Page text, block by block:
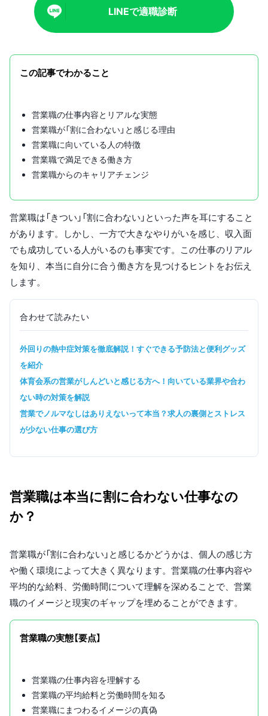
LINEで適職診断
この記事でわかること
営業職の仕事内容とリアルな実態
営業職が「割に合わない」と感じる理由
営業職に向いている人の特徴
営業職で満足できる働き方
営業職からのキャリアチェンジ
営業職は「きつい」「割に合わない」といった声を耳にすること
があります。しかし、一方で大きなやりがいを感じ、収入面
でも成功している人がいるのも事実です。この仕事のリアル
を知り、本当に自分に合う働き方を見つけるヒントをお伝え
します。
合わせて読みたい
外回りの熱中症対策を徹底解説！すぐできる予防法と便利グッズ
を紹介
体育会系の営業がしんどいと感じる方へ！向いている業界や合わ
ない時の対策を解説
営業でノルマなしはありえないって本当？求人の裏側とストレス
が少ない仕事の選び方
営業職は本当に割に合わない仕事なの
か？
営業職が「割に合わない」と感じるかどうかは、個人の感じ方
や働く環境によって大きく異なります。営業職の仕事内容や
平均的な給料、労働時間について理解を深めることで、営業
職のイメージと現実のギャップを埋めることができます。
営業職の実態【要点】
営業職の仕事内容を理解する
営業職の平均給料と労働時間を知る
営業職にまつわるイメージの真偽